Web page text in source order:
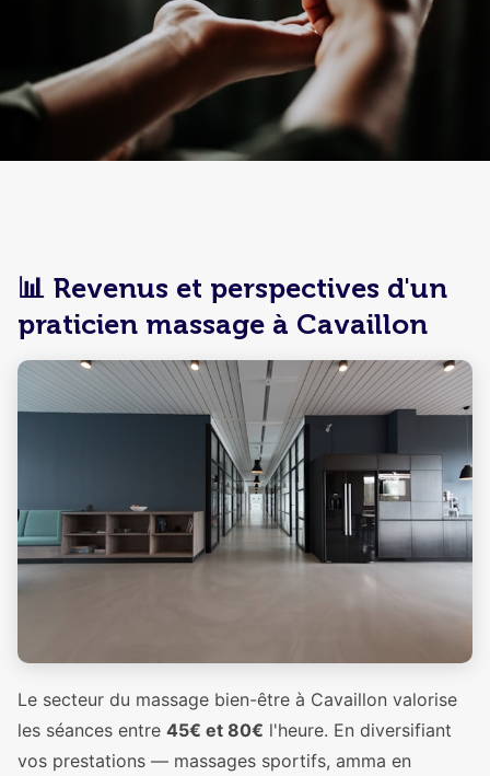
📊 Revenus et perspectives d'un
praticien massage à Cavaillon
Le secteur du massage bien-être à Cavaillon valorise
les séances entre 45€ et 80€ l'heure. En diversifiant
vos prestations — massages sportifs, amma en